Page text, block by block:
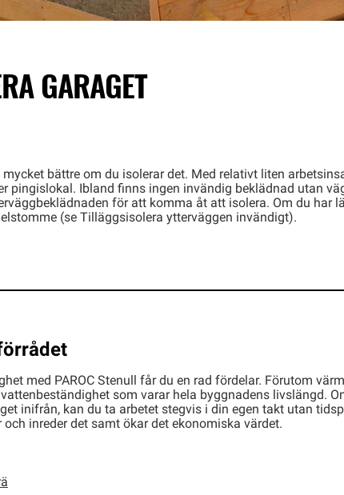
GARAGET
bättre om du isolerar det. Med relativt liten
pingislokal. Ibland finns ingen invändig beklädnad utan
för att komma åt att isolera. Om du har
(se Tilläggsisolera ytterväggen invändigt).
med PAROC Stenull får du en rad fördelar. Förutom
som varar hela byggnadens livslängd.
inifrån, kan du ta arbetet stegvis i din egen takt utan
inreder det samt ökar det ekonomiska värdet.